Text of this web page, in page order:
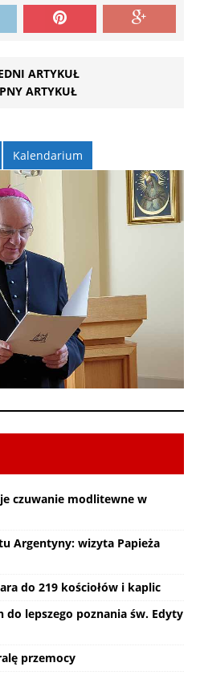
ARTYKUŁ
ARTYKUŁ
Kalendarium
czuwanie modlitewne w
Argentyny: wizyta Papieża
do 219 kościołów i kaplic
do lepszego poznania św. Edyty
przemocy